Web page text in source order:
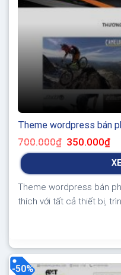
Theme wordpress bán
700.000₫ Giá
gốc
là:
350.000₫Giá
tại
là:
Theme wordpress bán
thích với tất cả thiết bị,
hoàn toàn 100% không...
-50%